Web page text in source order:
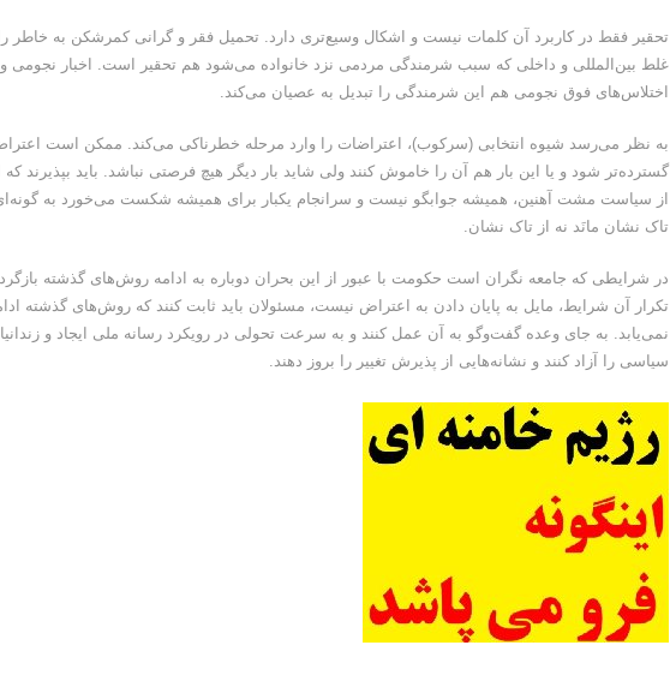
تحقیر فقط در کاربرد آن کلمات نیست و اشکال وسیع‌تری دارد. تحمیل فقر و گرانی کمرشکن به خاطر
غلط بین‌المللی و داخلی که سبب شرمندگی مردمی نزد خانواده می‌شود هم تحقیر است. اخبار نجومی و
اختلاس‌های فوق نجومی هم این شرمندگی را تبدیل به عصیان می‌کند.
به نظر می‌رسد شیوه انتخابی (سرکوب)، اعتراضات را وارد مرحله خطرناکی می‌کند. ممکن است
گسترده‌تر شود و یا این بار هم آن را خاموش کنند ولی شاید بار دیگر هیچ فرصتی نباشد. باید بپذیرند که
از سیاست مشت آهنین، همیشه جوابگو نیست و سرانجام یکبار برای همیشه شکست می‌خورد به گونه‌ای
تاک‌ نشان مانَد نه از تاک‌ نشان.
در شرایطی که جامعه نگران است حکومت با عبور از این بحران دوباره به ادامه روش‌های گذشته
تکرار آن شرایط، مایل به پایان دادن به اعتراض نیست، مسئولان باید ثابت کنند که روش‌های گذشته
نمی‌یابد. به جای وعده گفت‌وگو به آن عمل کنند و به سرعت تحولی در رویکرد رسانه ملی ایجاد و
سیاسی را آزاد کنند و نشانه‌هایی از پذیرش تغییر را بروز دهند.